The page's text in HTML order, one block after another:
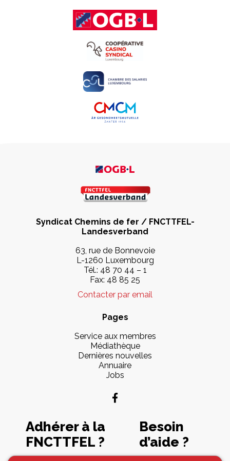
Syndicat Chemins de fer / FNCTTFEL-
Landesverband
63, rue de Bonnevoie
L-1260 Luxembourg
Tél.: 48 70 44 – 1
Fax: 48 85 25
Contacter par email
Pages
Service aux membres
Médiathèque
Dernières nouvelles
Annuaire
Jobs
Adhérer à la
FNCTTFEL ?
Besoin
d’aide ?